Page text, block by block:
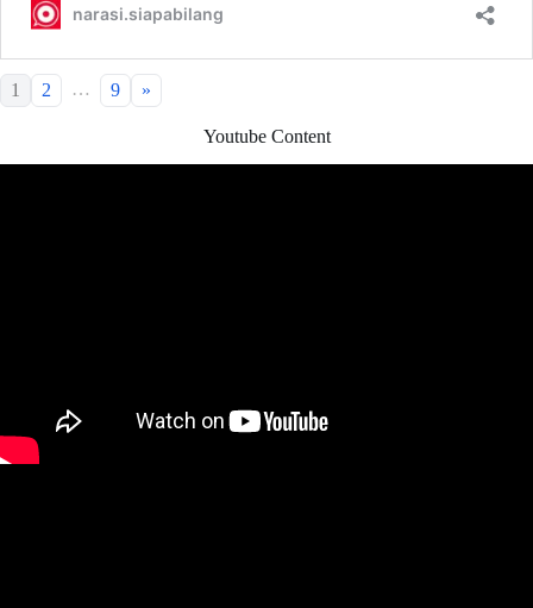
1 2 … 9 »
Youtube Content